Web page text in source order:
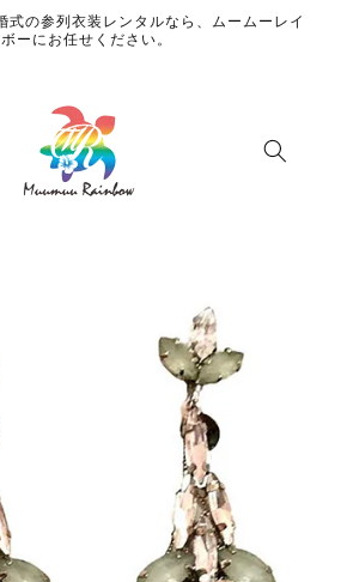
式の参列衣装レンタルなら、ムームーレイ
ーにお任せください。